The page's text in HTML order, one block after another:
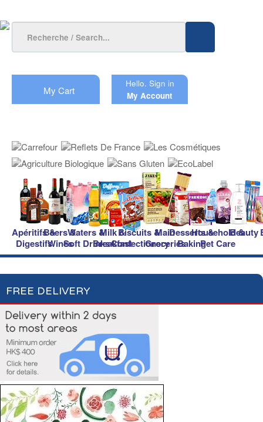
My Cart
Hello. Sign in
My Account
Apéritifs &
Digestifs
Beers &
Wines
Waters &
Soft Drinks
Milk &
Breakfast
Biscuits &
Confectionery
Main
Groceries
Desserts &
Baking
Household &
Pet Care
Beauty
FREE DELIVERY